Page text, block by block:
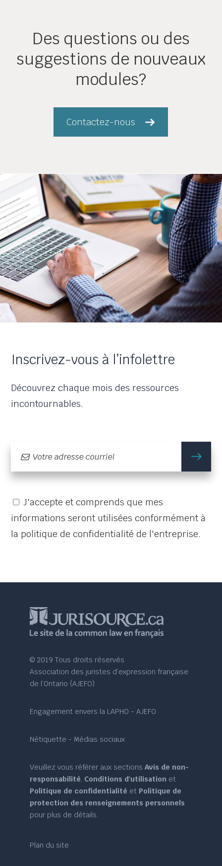
Des questions ou des
suggestions de nouveaux
modules?
Contactez-nous
Inscrivez-vous à l’infolettre
Découvrez chaque mois des ressources
incontournables.
J'accepte et comprends que mes
informations seront utilisées conformément à
la politique de confidentialité de l'entreprise.
© 2019 Tous droits réservés
Association des juristes d’expression française
de l’Ontario (AJEFO)
Engagement envers la LAPHO - AJEFO
Nétiquette - Médias sociaux
Veuillez vous référer aux sectionsAvis de non-
responsabilité, Conditions d'utilisation et
Politique de confidentialité et Politique de
protection des renseignements personnels
pour plus de détails.
Plan du site